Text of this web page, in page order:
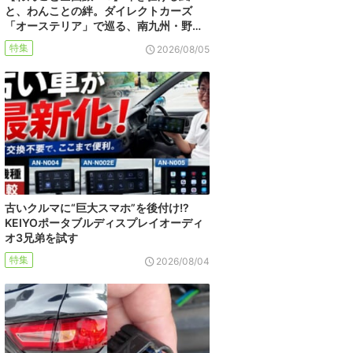
と、わんことの絆。ダイレクトカーズ
「オーステリア」で巡る、南九州・野…
特集 2026/08/05
古いクルマに“巨大スマホ”を後付け!?
KEIYOポータブルディスプレイオーディ
オ3兄弟を試す
特集 2026/08/04